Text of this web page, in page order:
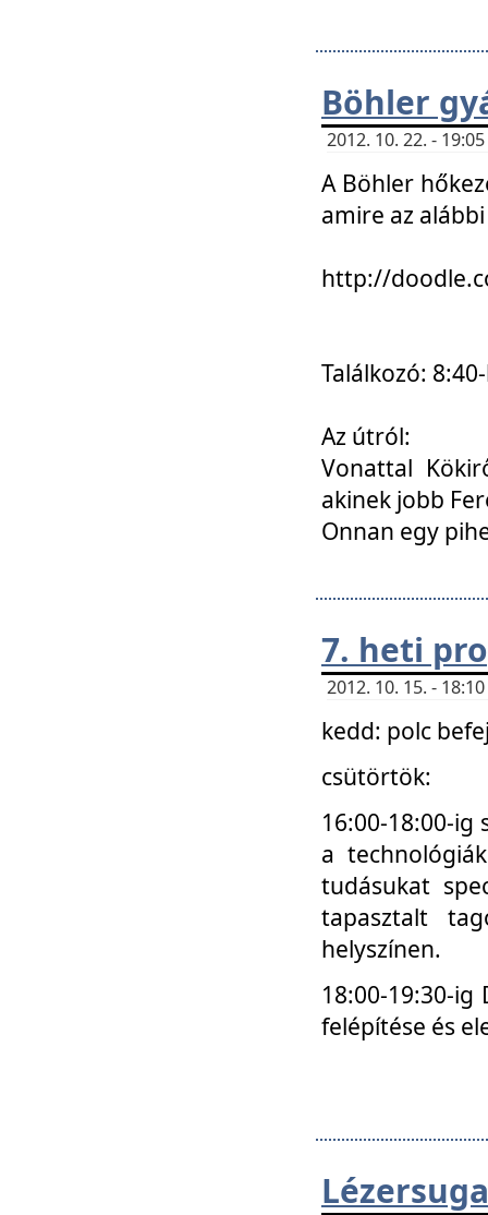
Böhler
2012. 10. 22. -
A Böhler
amire az
http://
Találkozó:
Az útról:
Vonattal
akinek jobb
Onnan egy
7. heti
2012. 10. 15. -
kedd: polc
csütörtök:
16:00-18:00-
a
tudásukat
tapasztalt
helyszínen.
18:00-19:30-
felépítése és